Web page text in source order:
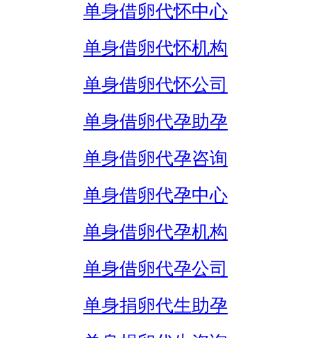
单身借卵代怀中心
单身借卵代怀机构
单身借卵代怀公司
单身借卵代孕助孕
单身借卵代孕咨询
单身借卵代孕中心
单身借卵代孕机构
单身借卵代孕公司
单身捐卵代生助孕